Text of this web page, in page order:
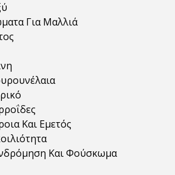
Για Μαλλιά
Και Εμετός
Και Φούσκωμα